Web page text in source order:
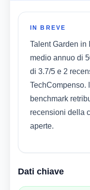
IN BREVE
Talent Garden in
medio annuo di
di 3.7/5 e 2
TechCompenso.
benchmark
recensioni della
aperte.
Dati chiave